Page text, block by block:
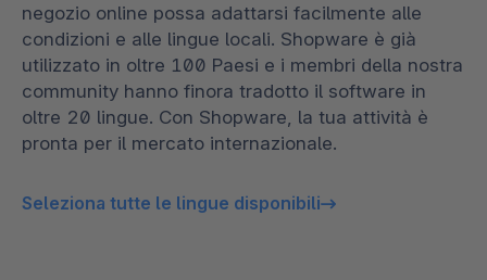
negozio online possa adattarsi facilmente alle
condizioni e alle lingue locali. Shopware è già
utilizzato in oltre 100 Paesi e i membri della nostra
community hanno finora tradotto il software in
oltre 20 lingue. Con Shopware, la tua attività è
pronta per il mercato internazionale.
Seleziona tutte le lingue disponibili